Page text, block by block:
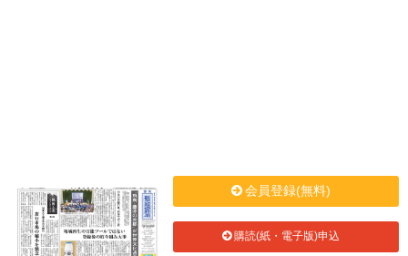
会員登録(無料)
購読(紙・電子版)申込